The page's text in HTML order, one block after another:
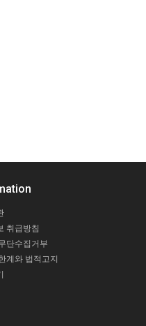
취급방침
단수집거부
계와 법적고지